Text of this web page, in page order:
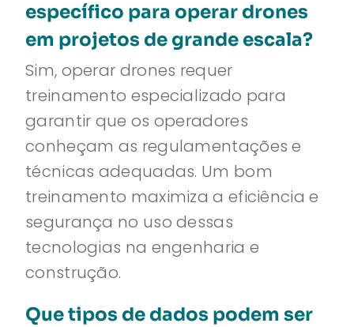
específico para operar drones
em projetos de grande escala?
Sim, operar drones requer
treinamento especializado para
garantir que os operadores
conheçam as regulamentações e
técnicas adequadas. Um bom
treinamento maximiza a eficiência e
segurança no uso dessas
tecnologias na engenharia e
construção.
Que tipos de dados podem ser